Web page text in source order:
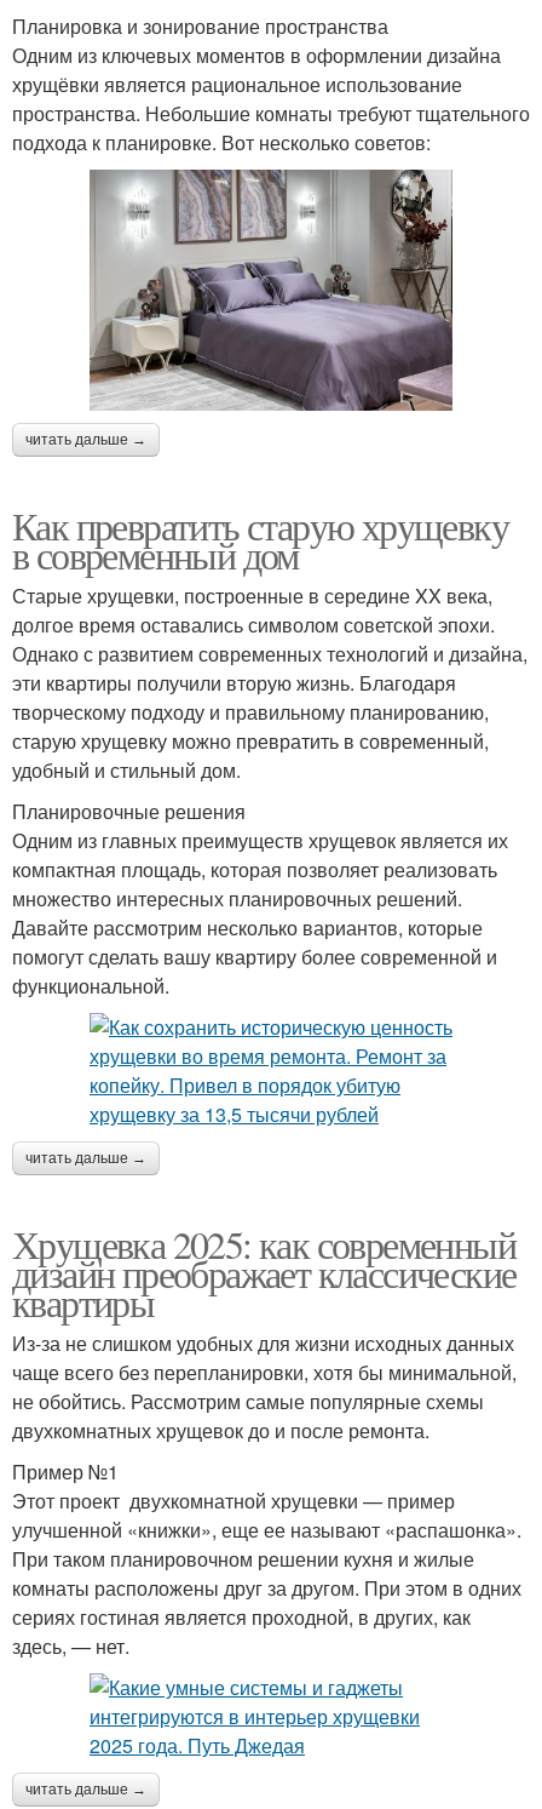
Планировка и зонирование пространства
Одним из ключевых моментов в оформлении дизайна
хрущёвки является рациональное использование
пространства. Небольшие комнаты требуют тщательного
подхода к планировке. Вот несколько советов:
читать дальше →
Как превратить старую хрущевку
в современный дом
Старые хрущевки, построенные в середине XX века,
долгое время оставались символом советской эпохи.
Однако с развитием современных технологий и дизайна,
эти квартиры получили вторую жизнь. Благодаря
творческому подходу и правильному планированию,
старую хрущевку можно превратить в современный,
удобный и стильный дом.
Планировочные решения
Одним из главных преимуществ хрущевок является их
компактная площадь, которая позволяет реализовать
множество интересных планировочных решений.
Давайте рассмотрим несколько вариантов, которые
помогут сделать вашу квартиру более современной и
функциональной.
читать дальше →
Хрущевка 2025: как современный
дизайн преображает классические
квартиры
Из-за не слишком удобных для жизни исходных данных
чаще всего без перепланировки, хотя бы минимальной,
не обойтись. Рассмотрим самые популярные схемы
двухкомнатных хрущевок до и после ремонта.
Пример №1
Этот проект двухкомнатной хрущевки — пример
улучшенной «книжки», еще ее называют «распашонка».
При таком планировочном решении кухня и жилые
комнаты расположены друг за другом. При этом в одних
сериях гостиная является проходной, в других, как
здесь, — нет.
читать дальше →